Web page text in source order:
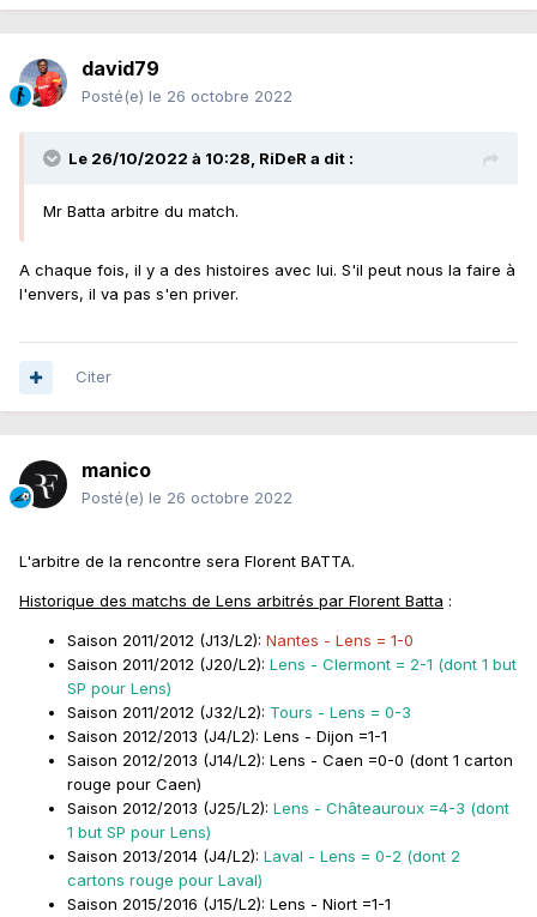
david79
Posté(e) le 26 octobre 2022
Le 26/10/2022 à 10:28, RiDeRa dit :
Mr Batta arbitre du match.
A chaque fois, il y a des histoires avec lui. S'il peut nous la faire à
l'envers, il va pas s'en priver.
Citer
manico
Posté(e) le 26 octobre 2022
L'arbitre de la rencontre sera Florent BATTA.
Historique des matchs de Lens arbitrés par Florent Batta :
Saison 2011/2012 (J13/L2): Nantes - Lens = 1-0
Saison 2011/2012 (J20/L2): Lens - Clermont = 2-1 (dont 1 but
SP pour Lens)
Saison 2011/2012 (J32/L2): Tours - Lens = 0-3
Saison 2012/2013 (J4/L2): Lens - Dijon =1-1
Saison 2012/2013 (J14/L2): Lens - Caen =0-0 (dont 1 carton
rouge pour Caen)
Saison 2012/2013 (J25/L2): Lens - Châteauroux =4-3 (dont
1 but SP pour Lens)
Saison 2013/2014 (J4/L2): Laval - Lens = 0-2 (dont 2
cartons rouge pour Laval)
Saison 2015/2016 (J15/L2): Lens - Niort =1-1